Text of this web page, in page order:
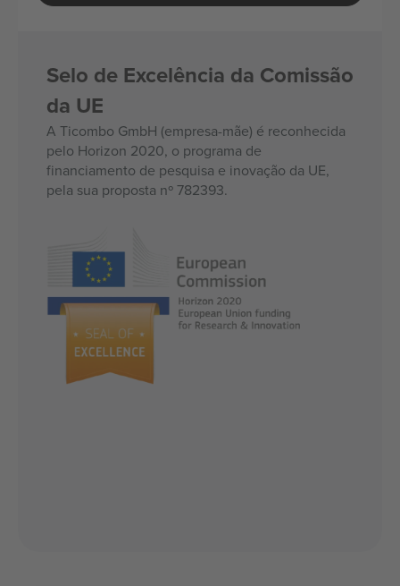
Selo de Excelência da Comissão
da UE
A Ticombo GmbH (empresa-mãe) é reconhecida
pelo Horizon 2020, o programa de
financiamento de pesquisa e inovação da UE,
pela sua proposta nº 782393.